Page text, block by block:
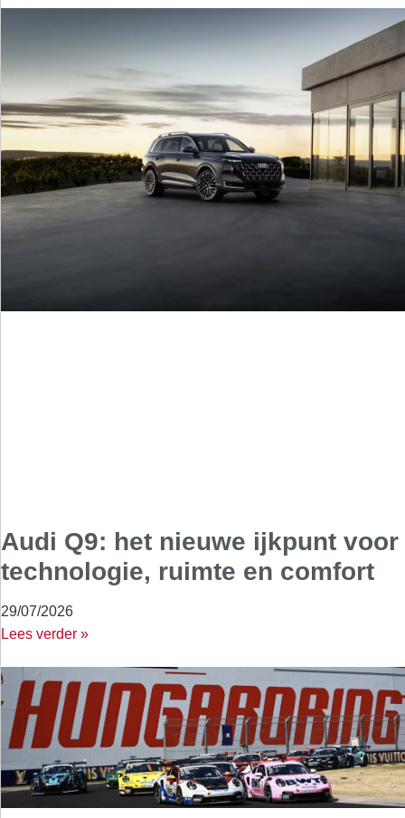
Audi Q9: het nieuwe ijkpunt voor
technologie, ruimte en comfort
29/07/2026
Lees verder »